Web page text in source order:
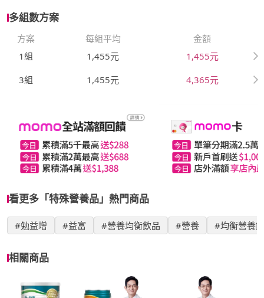
多組數方案
方案 每組平均
金額
1組
1,455元
1,455元
3組
1,455元 4,365元
看更多「特殊營養品」熱門商品
#勉益增 #益富 #營養均衡飲品 #營養 #均衡營養
相關商品